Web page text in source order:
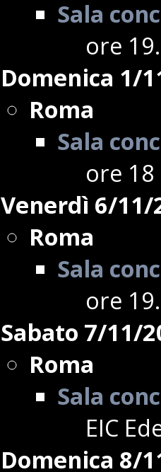
Sala
ore
Domenica 1/
Roma
Sala
ore
Venerdì 6/11/
Roma
Sala
ore
Sabato 7/11/
Roma
Sala
EIC
Domenica 8/